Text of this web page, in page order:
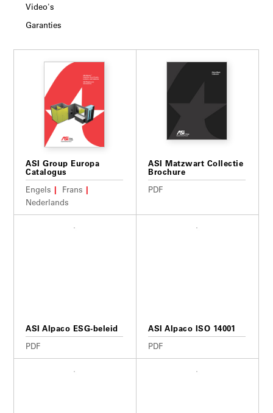
Video's
Garanties
ASI Group Europa
Catalogus
Engels
Frans
Nederlands
ASI Matzwart Collectie
Brochure
PDF
ASI Alpaco ESG-beleid
PDF
ASI Alpaco ISO 14001
PDF